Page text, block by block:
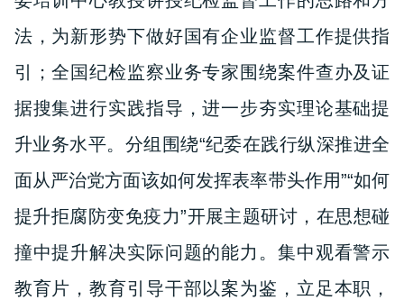
法，为新形势下做好国有企业监督工作提供指
引；全国纪检监察业务专家围绕案件查办及证
据搜集进行实践指导，进一步夯实理论基础提
升业务水平。分组围绕“纪委在践行纵深推进全
面从严治党方面该如何发挥表率带头作用”“如何
提升拒腐防变免疫力”开展主题研讨，在思想碰
撞中提升解决实际问题的能力。集中观看警示
教育片，教育引导干部以案为鉴，立足本职，